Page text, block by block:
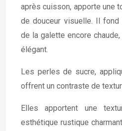
après cuisson, apporte une
de douceur visuelle. Il fond
de la galette encore
élégant.
Les perles de sucre,
offrent un contraste de
Elles apportent une
esthétique rustique